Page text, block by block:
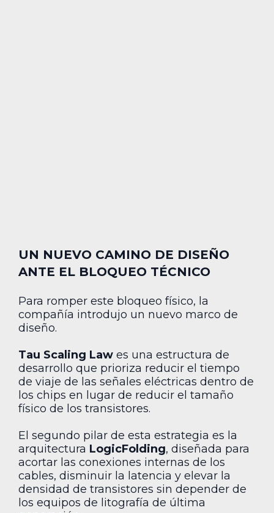
UN NUEVO CAMINO DE DISEÑO
ANTE EL BLOQUEO TÉCNICO
Para romper este bloqueo físico, la
compañía introdujo un nuevo marco de
diseño.
Tau Scaling Law es una estructura de
desarrollo que prioriza reducir el tiempo
de viaje de las señales eléctricas dentro de
los chips en lugar de reducir el tamaño
físico de los transistores.
El segundo pilar de esta estrategia es la
arquitectura LogicFolding, diseñada para
acortar las conexiones internas de los
cables, disminuir la latencia y elevar la
densidad de transistores sin depender de
los equipos de litografía de última